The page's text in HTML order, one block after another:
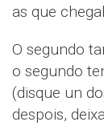
as que
O segundo
o segundo
(disque un
despois,